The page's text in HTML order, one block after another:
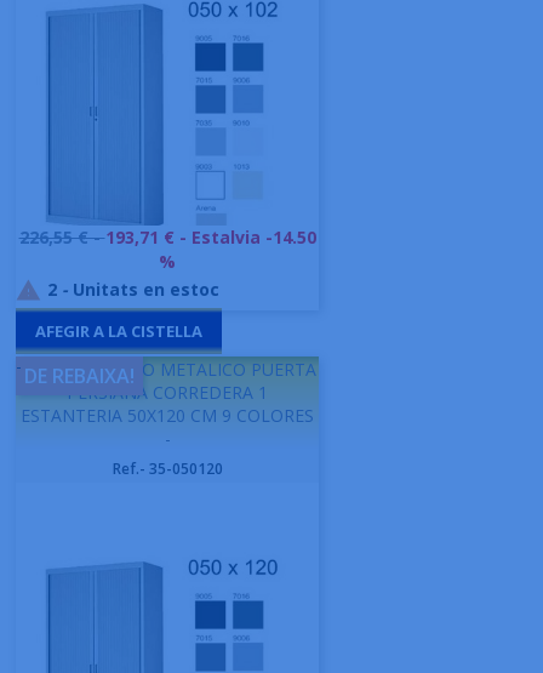
Preu
226,55 € -193,71 € - Estalvia -14.50
%
 2 - Unitats en estoc
AFEGIR A LA CISTELLA
-GAPSA ARMARIO METALICO PUERTA
PERSIANA CORREDERA 1
ESTANTERIA 50X120 CM 9 COLORES
-
Ref.- 35-050120
DE REBAIXA!